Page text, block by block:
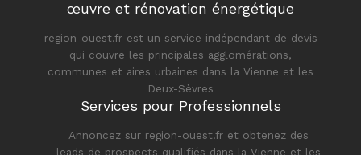
œuvre et rénovation énergétique
region-ouest.fr est un service indépendant de devis
qui couvre les principales agglomérations,
communes et aires urbaines dans la Vienne et les
Deux-Sèvres
Services pour Professionnels
Annoncez sur region-ouest.fr et obtenez des
leads de prospects qualifiés dans la Vienne et les